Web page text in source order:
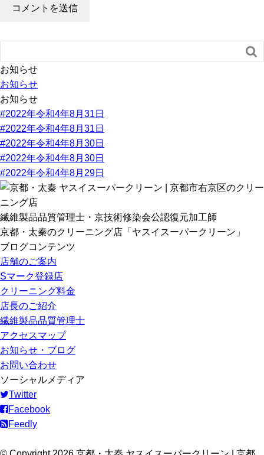

お知らせ
お知らせ
お知らせ
#2022年令和4年8月31日
#2022年令和4年8月31日
#2022年令和4年8月30日
#2022年令和4年8月30日
#2022年令和4年8月29日
繊維製品品質管理士・京技術修染会公認復元加工師
京都・太秦のクリーニング店「ヤスイスーパークリーン」
ブログコンテンツ
店舗のご案内
Sマーク登録店
クリーニング料金
店長のご紹介
繊維製品品質管理士
アクセスマップ
お知らせ・ブログ
お問い合わせ
ソーシャルメディア
Twitter
Facebook
Feedly